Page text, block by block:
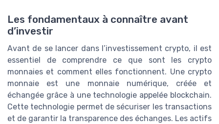
Les fondamentaux à connaître avant
d’investir
Avant de se lancer dans l’investissement crypto, il est
essentiel de comprendre ce que sont les crypto
monnaies et comment elles fonctionnent. Une crypto
monnaie est une monnaie numérique, créée et
échangée grâce à une technologie appelée blockchain.
Cette technologie permet de sécuriser les transactions
et de garantir la transparence des échanges. Les actifs